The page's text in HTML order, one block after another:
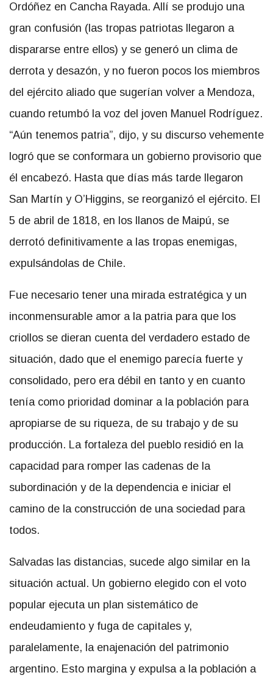
Ordóñez en Cancha Rayada. Allí se produjo una
gran confusión (las tropas patriotas llegaron a
dispararse entre ellos) y se generó un clima de
derrota y desazón, y no fueron pocos los miembros
del ejército aliado que sugerían volver a Mendoza,
cuando retumbó la voz del joven Manuel Rodríguez.
“Aún tenemos patria”, dijo, y su discurso vehemente
logró que se conformara un gobierno provisorio que
él encabezó. Hasta que días más tarde llegaron
San Martín y O’Higgins, se reorganizó el ejército. El
5 de abril de 1818, en los llanos de Maipú, se
derrotó definitivamente a las tropas enemigas,
expulsándolas de Chile.
Fue necesario tener una mirada estratégica y un
inconmensurable amor a la patria para que los
criollos se dieran cuenta del verdadero estado de
situación, dado que el enemigo parecía fuerte y
consolidado, pero era débil en tanto y en cuanto
tenía como prioridad dominar a la población para
apropiarse de su riqueza, de su trabajo y de su
producción. La fortaleza del pueblo residió en la
capacidad para romper las cadenas de la
subordinación y de la dependencia e iniciar el
camino de la construcción de una sociedad para
todos.
Salvadas las distancias, sucede algo similar en la
situación actual. Un gobierno elegido con el voto
popular ejecuta un plan sistemático de
endeudamiento y fuga de capitales y,
paralelamente, la enajenación del patrimonio
argentino. Esto margina y expulsa a la población a